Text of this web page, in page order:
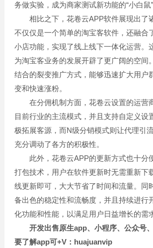
务做实验，成为商家测试新功能的“小白鼠
相比之下，花卷云APP软件展现出了
不仅仅是一个简单的淘宝客软件，还融合
小店功能，实现了线上线下一体化运营。
为淘宝客业务的发展开辟了更广阔的空间
结合的裂变推广方式，能够迅速扩大用户
变和快速涨粉。
在分佣机制方面，花卷云设置的运营
目前行业的主流模式，并且支持自定义设
极拓展客源，而N级分销模式则让代理引
充分调动了各方的积极性。
此外，花卷云APP的更新方式也十分
打包技术，用户在软件更新时无需重新下
线更新即可，大大节省了时间和流量。同
备出色的稳定性和流畅度，并且持续进行
化功能和性能，以满足用户日益增长的需
开发出售原生app、小程序、公众号、
要了解app可+V：huajuanvip